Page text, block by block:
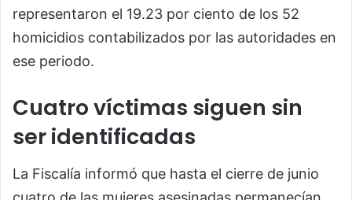
representaron el 19.23 por ciento de los 52
homicidios contabilizados por las autoridades en
ese periodo.
Cuatro víctimas siguen sin
ser identificadas
La Fiscalía informó que hasta el cierre de junio